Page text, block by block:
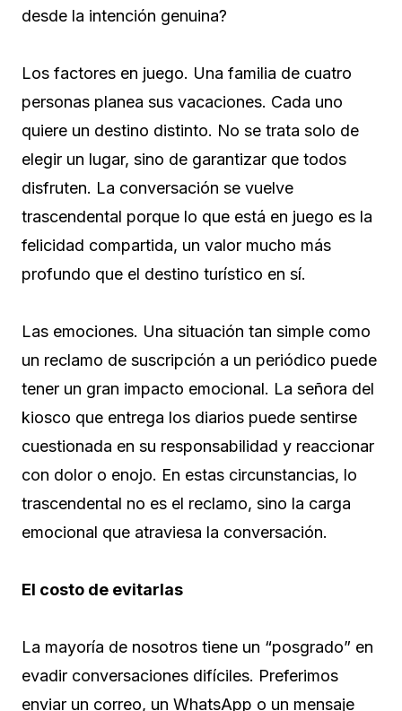
desde la intención genuina?
Los factores en juego. Una familia de cuatro
personas planea sus vacaciones. Cada uno
quiere un destino distinto. No se trata solo de
elegir un lugar, sino de garantizar que todos
disfruten. La conversación se vuelve
trascendental porque lo que está en juego es la
felicidad compartida, un valor mucho más
profundo que el destino turístico en sí.
Las emociones. Una situación tan simple como
un reclamo de suscripción a un periódico puede
tener un gran impacto emocional. La señora del
kiosco que entrega los diarios puede sentirse
cuestionada en su responsabilidad y reaccionar
con dolor o enojo. En estas circunstancias, lo
trascendental no es el reclamo, sino la carga
emocional que atraviesa la conversación.
El costo de evitarlas
La mayoría de nosotros tiene un “posgrado” en
evadir conversaciones difíciles. Preferimos
enviar un correo, un WhatsApp o un mensaje